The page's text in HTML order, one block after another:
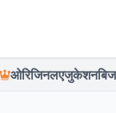
ओरिजिनलएजुकेशन